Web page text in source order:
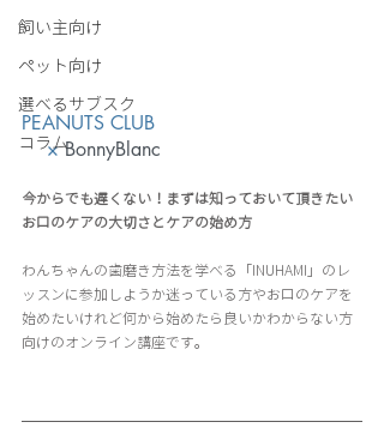
飼い主向け
ペット向け
選べるサブスク
コラム
PEANUTS CLUB
× BonnyBlanc
今からでも遅くない！まずは知っておいて頂きたい
お口のケアの大切さとケアの始め方
わんちゃんの歯磨き方法を学べる「INUHAMI」のレ
ッスンに参加しようか迷っている方やお口のケアを
始めたいけれど何から始めたら良いかわからない方
向けのオンライン講座です。